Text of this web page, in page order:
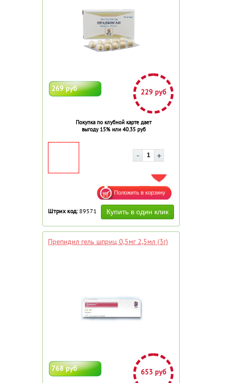
269 руб 229 руб
Покупка по клубной карте дает
выгоду 15% или 40.35 руб
ДОБАВИТЬ В ИЗБРАННОЕ
Штрих код: 89571
Препидил гель шприц 0,5мг 2,5мл (3г)
768 руб 653 руб